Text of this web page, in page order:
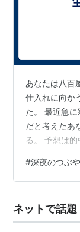
あなたは八百
仕入れに向か
た。 最近急
だと考えたあ
る。 予想は
玉＝１０００
れ値より高く
は、あなた一
を支払い、従
#深夜のつぶ
ネットで話題